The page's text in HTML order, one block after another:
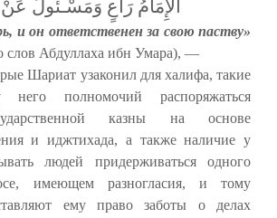
الإِمَامُ رَاعٍ وَمَسْـئُولٌ
и он ответственен за свою паству»
слов Абдуллаха ибн Умара), —
Шариат узаконил для халифа, такие
полномочий распоряжаться
казны на основе
и иджтихада, а также наличие у
людей придерживаться одного
имеющем разногласия, и тому
ему право заботы о делах